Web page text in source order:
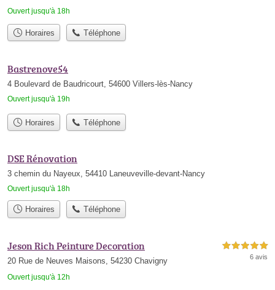
Ouvert jusqu'à 18h
Horaires Téléphone
Bastrenove54
4 Boulevard de Baudricourt, 54600 Villers-lès-Nancy
Ouvert jusqu'à 19h
Horaires Téléphone
DSE Rénovation
3 chemin du Nayeux, 54410 Laneuveville-devant-Nancy
Ouvert jusqu'à 18h
Horaires Téléphone
Jeson Rich Peinture Decoration
20 Rue de Neuves Maisons, 54230 Chavigny
Ouvert jusqu'à 12h
5,0 étoiles sur 5
6 avis